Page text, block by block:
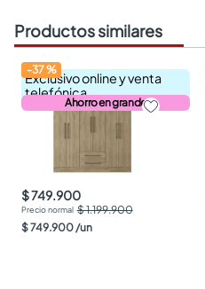
Productos similares
Exclusivo online y venta
telefónica
Ahorro en grande
-37%
$ 749.900
$ 1.199.900
$749.900 /un